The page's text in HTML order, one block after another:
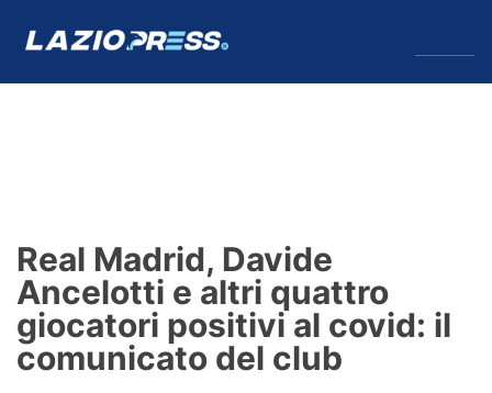
Formello
Infortuni
Primavera
Real Madrid, Davide
Ancelotti e altri quattro
giocatori positivi al covid: il
comunicato del club